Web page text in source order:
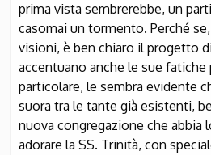
prima vista sembrerebbe, un
casomai un tormento. Perché
visioni, è ben chiaro il progetto
accentuano anche le sue fatiche
particolare, le sembra evidente
suora tra le tante già esistenti,
nuova congregazione che abbia
adorare la SS. Trinità, con